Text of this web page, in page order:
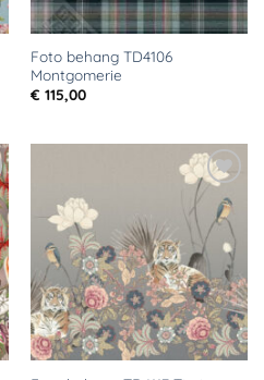
Foto behang TD4106
Montgomerie
€ 115,00
Toevoegen
aan
verlanglijst